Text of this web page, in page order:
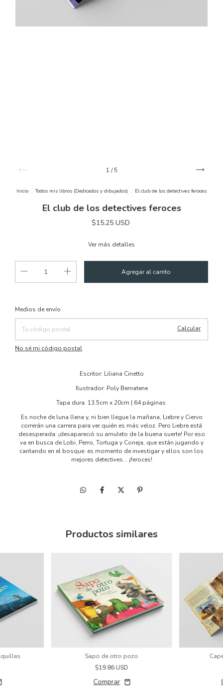
1 /5
Inicio . Todos mis libros (Dedicados y dibujados) . El club de los detectives feroces
El club de los detectives feroces
$15.25 USD
Ver más detalles
Entregas para el CP:
Medios de envío
Calcular
No sé mi código postal
Escritor: Liliana Cinetto
Ilustrador: Poly Bernatene
Tapa dura. 13.5cm x 20cm | 64 páginas
Es noche de luna llena y, ni bien llegue la mañana, Liebre y Ciervo
correrán una carrera para ver quién es más veloz. Pero Liebre está
desesperada: ¡desapareció su amuleto de la buena suerte! Por eso
va en busca de Lobi, Perro, Tortuga y Coneja, que están jugando y
cantando en el bosque: es momento de investigar y ellos son los
mejores detectives... ¡feroces!
Productos similares
Sapo de otro pozo
$19.86 USD